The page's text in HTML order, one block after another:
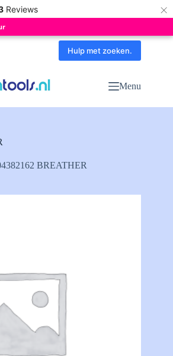
Reviews ×
Hulp met zoeken.
Menu
BREATHER